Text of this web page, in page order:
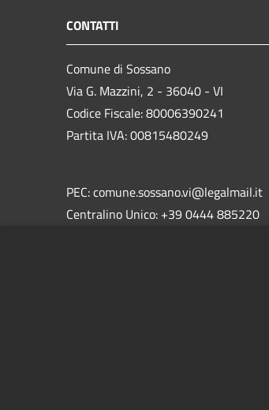
CONTATTI
Comune di Sossano
Via G. Mazzini, 2 - 36040 - VI
Codice Fiscale: 80006390241
Partita IVA: 00815480249
PEC: comune.sossano.vi@legalmail.it
Centralino Unico: +39 0444 885220